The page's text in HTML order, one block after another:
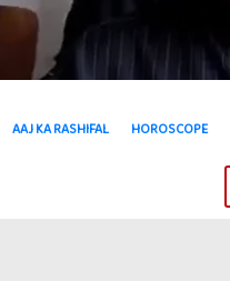
AAJ KA RASHIFAL HOROSCOPE